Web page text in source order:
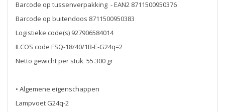
Barcode op tussenverpakking - EAN2 8711500950376
Barcode op buitendoos 8711500950383
Logistieke code(s) 927906584014
ILCOS code FSQ-18/40/1B-E-G24q=2
Netto gewicht per stuk 55.300 gr
• Algemene eigenschappen
Lampvoet G24q-2